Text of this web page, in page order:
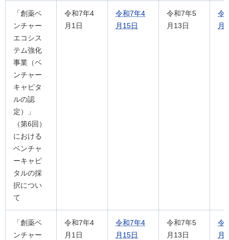
「創薬ベ
ンチャー
エコシス
テム強化
事業（ベ
ンチャー
キャピタ
ルの認
定）」
（第6回）
における
ベンチャ
ーキャピ
タルの採
択につい
て
令和7年4
月1日
令和7年4
月15日
令和7年5
月13日
令
月
「創薬ベ
ンチャー
令和7年4
月1日
令和7年4
月15日
令和7年5
月13日
令
月